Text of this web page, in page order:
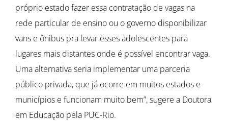
próprio estado fazer essa contratação de vagas na
rede particular de ensino ou o governo disponibilizar
vans e ônibus pra levar esses adolescentes para
lugares mais distantes onde é possível encontrar vaga.
Uma alternativa seria implementar uma parceria
público privada, que já ocorre em muitos estados e
municípios e funcionam muito bem”, sugere a Doutora
em Educação pela PUC-Rio.